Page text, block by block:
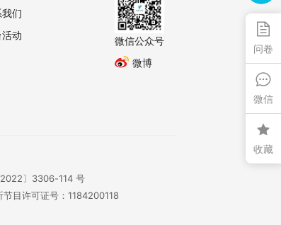
问卷
微信
收藏
们
动
微信公众号
微博
〕3306-114 号
节目许可证号：1184200118